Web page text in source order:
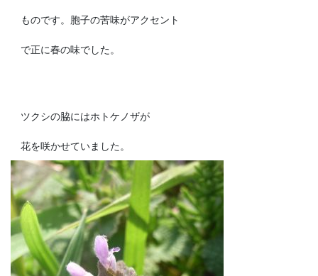
ものです。胞子の苦味がアクセント
で正に春の味でした。
ツクシの脇にはホトケノザが
花を咲かせていました。